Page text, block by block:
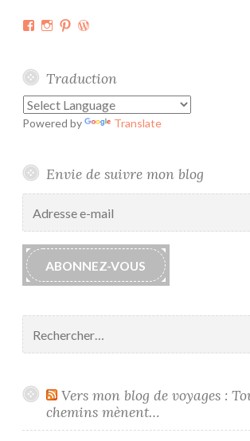
Facebook
Instagram
Pinterest
Traduction
Powered by Translate
Envie de suivre mon blog
mail
ABONNEZ-VOUS
Vers mon blog de voyages :
chemins mènent…